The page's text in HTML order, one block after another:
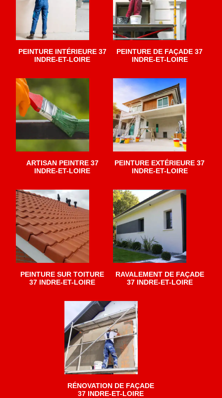
PEINTURE INTÉRIEURE 37
INDRE-ET-LOIRE
PEINTURE DE FAÇADE 37
INDRE-ET-LOIRE
ARTISAN PEINTRE 37
INDRE-ET-LOIRE
PEINTURE EXTÉRIEURE 37
INDRE-ET-LOIRE
PEINTURE SUR TOITURE
37 INDRE-ET-LOIRE
RAVALEMENT DE FAÇADE
37 INDRE-ET-LOIRE
RÉNOVATION DE FAÇADE
37 INDRE-ET-LOIRE